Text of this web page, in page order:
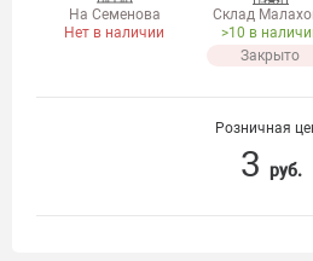
На Семенова
Нет в наличии
Склад
>10 в
Закрыто
Розничная
3 руб.